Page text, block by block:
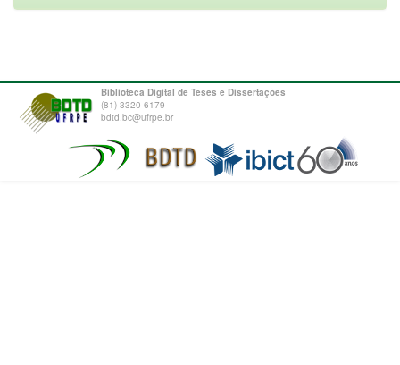
Biblioteca Digital de Teses e Dissertações
(81) 3320-6179
bdtd.bc@ufrpe.br